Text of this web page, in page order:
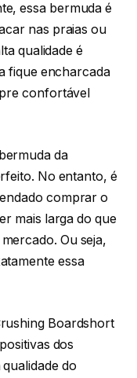
essa bermuda é
nas praias ou
qualidade é
fique encharcada
confortável
da
No entanto, é
comprar o
mais larga do que
Ou seja,
essa
Boardshort
dos
do